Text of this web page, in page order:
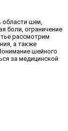
области шеи,
боли, ограничение
рассмотрим
а также
шейного
за медицинской